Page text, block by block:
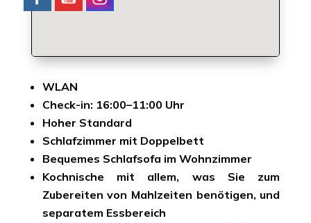
WLAN
Check-in: 16:00–11:00 Uhr
Hoher Standard
Schlafzimmer mit Doppelbett
Bequemes Schlafsofa im Wohnzimmer
Kochnische mit allem, was Sie zum
Zubereiten von Mahlzeiten benötigen, und
separatem Essbereich